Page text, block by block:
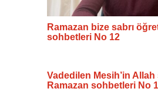
Ramazan bize sabrı
sohbetleri No 12
Vadedilen Mesih’in Allah
Ramazan sohbetleri No